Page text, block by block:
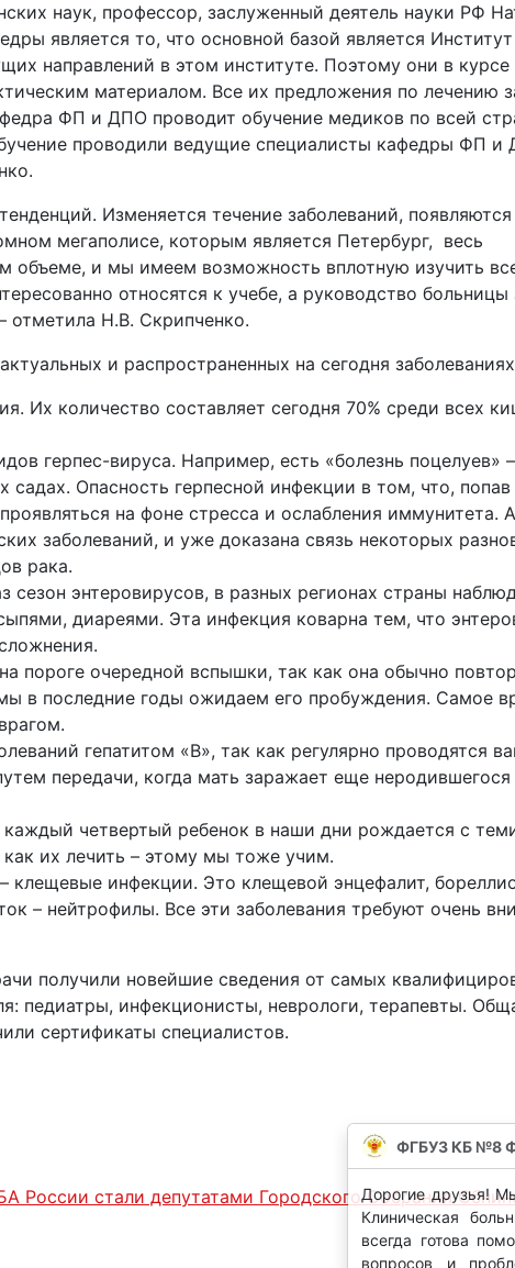
наук, профессор, заслуженный деятель науки РФ
является то, что основной базой является
направлений в этом институте. Поэтому они в курсе
материалом. Все их предложения по лечению
ФП и ДПО проводит обучение медиков по всей
проводили ведущие специалисты кафедры ФП
Изменяется течение заболеваний,
мегаполисе, которым является Петербург, весь
объеме, и мы имеем возможность вплотную изучить
относятся к учебе, а руководство больницы
отметила Н.В. Скрипченко.
и распространенных на сегодня
Их количество составляет сегодня 70% среди всех
герпес-вируса. Например, есть «болезнь поцелуев» –
Опасность герпесной инфекции в том, что,
на фоне стресса и ослабления иммунитета.
заболеваний, и уже доказана связь некоторых
рака.
энтеровирусов, в разных регионах страны
диареями. Эта инфекция коварна тем, что
пороге очередной вспышки, так как она обычно
в последние годы ожидаем его пробуждения. Самое
гепатитом «В», так как регулярно проводятся
передачи, когда мать заражает еще неродившегося
четвертый ребенок в наши дни рождается с
как их лечить – этому мы тоже учим.
клещевые инфекции. Это клещевой энцефалит,
– нейтрофилы. Все эти заболевания требуют очень
получили новейшие сведения от самых
педиатры, инфекционисты, неврологи, терапевты.
сертификаты специалистов.
стали депутатами Городского Собрания